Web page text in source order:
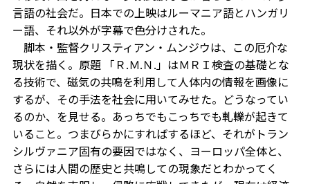
言語の社会だ。日本での上映はルーマニア語とハンガリ
ー語、それ以外が字幕で色分けされた。
脚本・監督クリスティアン・ムンジウは、この厄介な
現状を描く。原題 「Ｒ.Ｍ.Ｎ.」はＭＲＩ検査の基礎とな
る技術で、磁気の共鳴を利用して人体内の情報を画像に
するが、その手法を社会に用いてみせた。どうなってい
るのか、を見せる。あっちでもこっちでも軋轢が起きて
いること。つまびらかにすればするほど、それがトラン
シルヴァニア固有の要因ではなく、ヨーロッパ全体と、
さらには人間の歴史と共鳴しての現象だとわかってく